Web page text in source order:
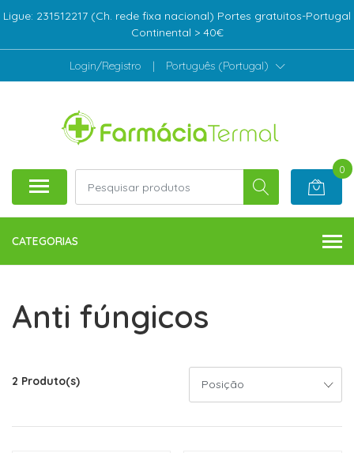
Ligue: 231512217 (Ch. rede fixa nacional) Portes gratuitos-Portugal
Continental > 40€
Login/Registro | Português (Portugal)
0
CATEGORIAS
Anti fúngicos
2 Produto(s)